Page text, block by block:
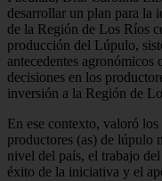
desarrollar un plan para la
de la Región de Los Ríos
producción del Lúpulo,
antecedentes
decisiones en los
inversión a la Región de
En ese contexto, valoró
productores (as) de lúpulo
nivel del país, el trabajo
éxito de la iniciativa y el